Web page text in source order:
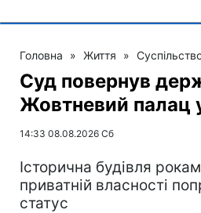
Головна » Життя »
Суд повернув
Жовтневий палац
14:33 08.08.2026 Сб
Історична будівля
приватній власності
статус